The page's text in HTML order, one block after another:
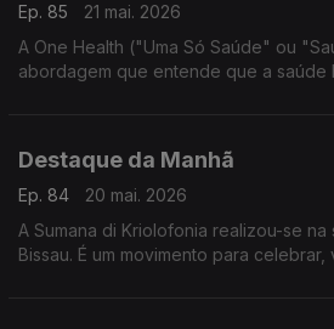
Ep. 85
21 mai. 2026
A One Health ("Uma Só Saúde" ou
abordagem que entende que a saúde
Destaque da Manhã
Ep. 84
20 mai. 2026
A Sumana di Kriolofonia realizou-se na
Bissau. É um movimento para celebrar, valorizar e reflectir